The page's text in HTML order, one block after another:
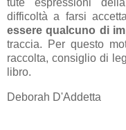
difficoltà a farsi
essere qualcuno di
traccia. Per questo
raccolta, consiglio di
libro.
Deborah D'Addetta